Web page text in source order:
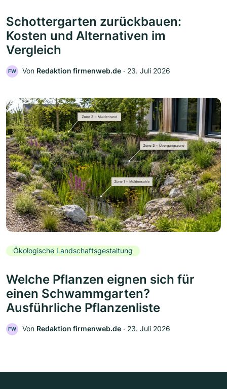
Schottergarten zurückbauen:
Kosten und Alternativen im
Vergleich
FW Von Redaktion firmenweb.de ‧ 23. Juli 2026
Ökologische Landschaftsgestaltung
Welche Pflanzen eignen sich für
einen Schwammgarten?
Ausführliche Pflanzenliste
FW Von Redaktion firmenweb.de ‧ 23. Juli 2026